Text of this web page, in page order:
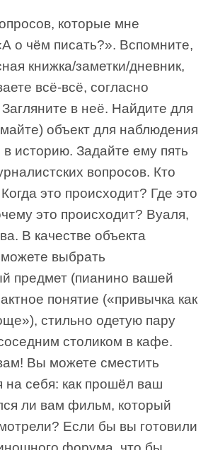
которые мне
о чём писать?». Вспомните,
книжка/заметки/дневник,
всё-всё, согласно
Загляните в неё. Найдите для
объект для наблюдения
в историю. Задайте ему пять
вопросов. Кто
это происходит? Где это
это происходит? Вуаля,
В качестве объекта
выбрать
предмет (пианино вашей
понятие («привычка как
стильно одетую пару
столиком в кафе.
Вы можете сместить
на себя: как прошёл ваш
ли вам фильм, который
Если бы вы готовили